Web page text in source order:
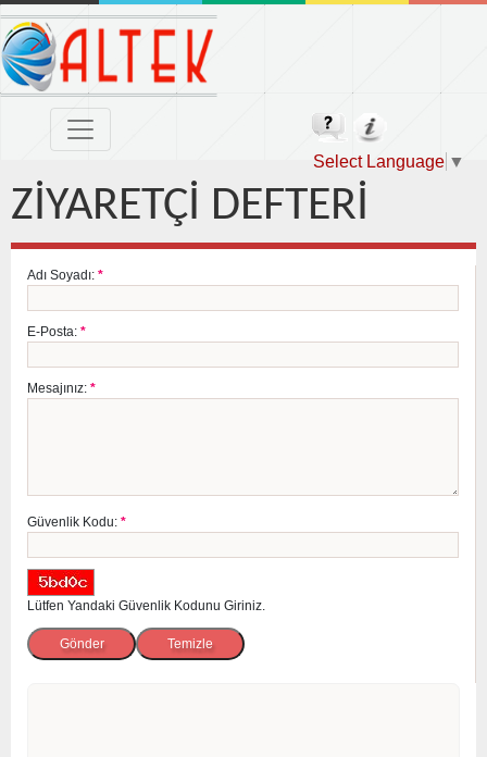
Select Language ▼
ZİYARETÇİ DEFTERİ
Adı Soyadı: *
E-Posta: *
Mesajınız: *
Güvenlik Kodu: *
Lütfen Yandaki Güvenlik Kodunu Giriniz.